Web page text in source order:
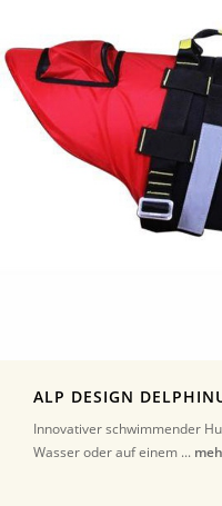
ALP DESIGN
Innovativer schwimmender
Wasser oder auf einem ...